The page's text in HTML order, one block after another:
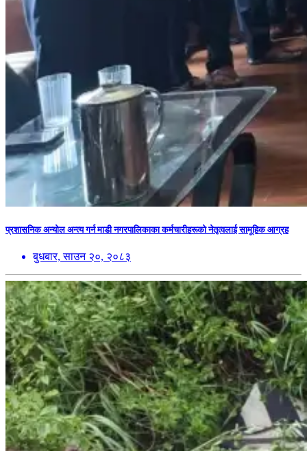
प्रशासनिक अन्योल अन्त्य गर्न माडी नगरपालिकाका कर्मचारीहरूको नेतृत्वलाई सामूहिक आग्रह
बुधबार, साउन २०, २०८३